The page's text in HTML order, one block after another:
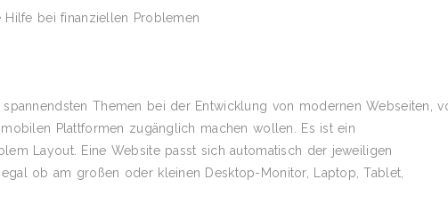
bei finanziellen Problemen
Themen bei der Entwicklung von modernen Webseiten,
Plattformen zugänglich machen wollen. Es ist ein
Layout. Eine Website passt sich automatisch der jeweiligen
ob am großen oder kleinen Desktop-Monitor, Laptop, Tablet,